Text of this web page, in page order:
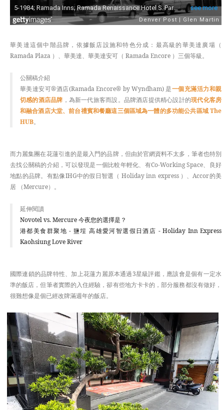
華美達這個中階品牌，依據飯店設施和特色分成：最高級的華美達廣場（
Ramada Plaza ）、華美達、華美達安可（ Ramada Encore ）三個等級。
公關稿介紹
華美達安可®酒店(Ramada Encore® by Wyndham) 是一個充滿活力和親
切感的酒店品牌 ，為新一代旅客而設。品牌酒店提供精心設計的現代化客房
和融合酒店大堂、前台禮賓和餐廳這三個區域為一體的多功能公共區域 The
HUB。
而力麗集團在花蓮引進的是最入門的品牌，但由於官網資料不太多，筆者也特別
去找公關稿的介紹，可以發現是一個比較年輕化、有Co-Working Space、良好
地點的品牌。有點像IHG中的假日智選（ Holiday inn express ）、Accor的美
居 （Mercure）。
延伸閱讀
Novotel vs. Mercure 今夜您的選擇是？
港都美食群聚地 - 鹽埕 高雄愛河智選假日酒店 - Holiday Inn Express
Kaohsiung Love River
國際連鎖的品牌特性、加上花蓮力麗原本通過3星級評鑑，應該會是個有一定水
準的飯店，但筆者實際的入住經驗，卻有些地方卡卡的，部分服務都沒有做好，
很難想像是個已經改牌滿週年的飯店。